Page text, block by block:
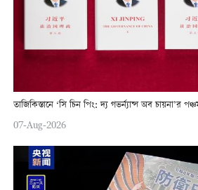
তাজিকিস্তানে ‘সি চিন পিং: দ্য গভর্ন্যান্স অব চায়না’র
07-Aug-2026